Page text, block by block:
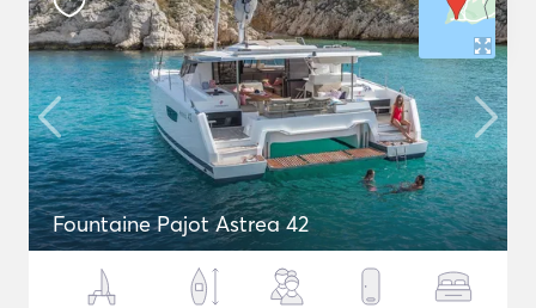
Fountaine Pajot Astrea 42